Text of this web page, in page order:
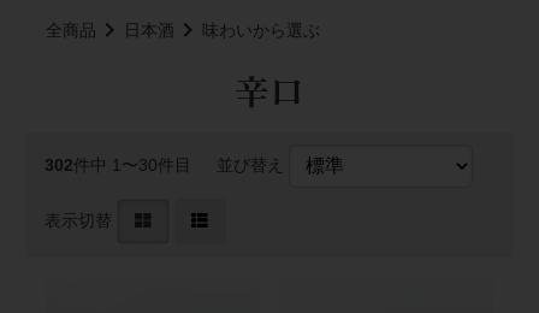
全商品 日本酒 味わいから選ぶ
辛口
302件中 1〜30件目 並び替え
表示切替